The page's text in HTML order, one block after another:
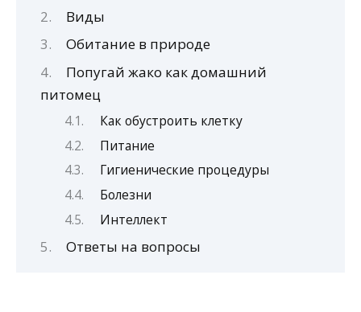
Виды
Обитание в природе
Попугай жако как домашний
питомец
Как обустроить клетку
Питание
Гигиенические процедуры
Болезни
Интеллект
Ответы на вопросы